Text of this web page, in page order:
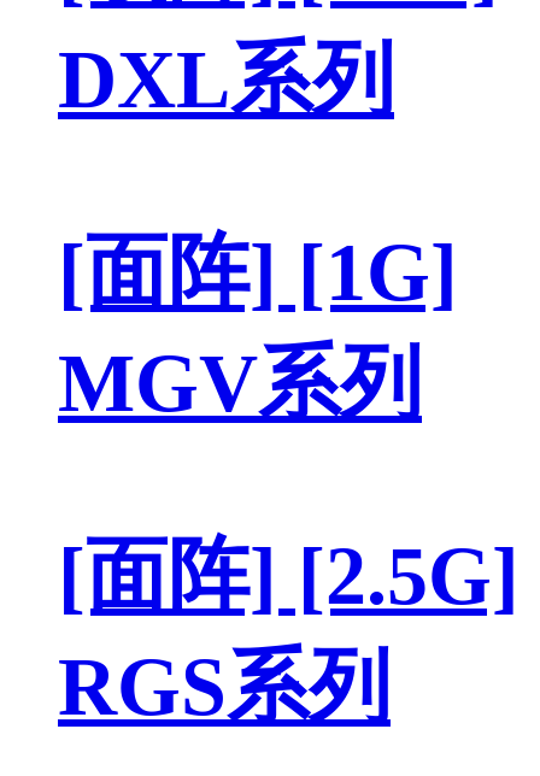
DXL系列
[面阵] [1G]
MGV系列
[面阵] [2.5G]
RGS系列